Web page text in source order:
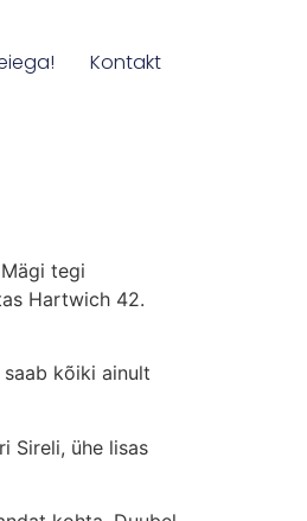
Kontakt
tegi
Hartwich 42.
kõiki ainult
Sireli, ühe lisas